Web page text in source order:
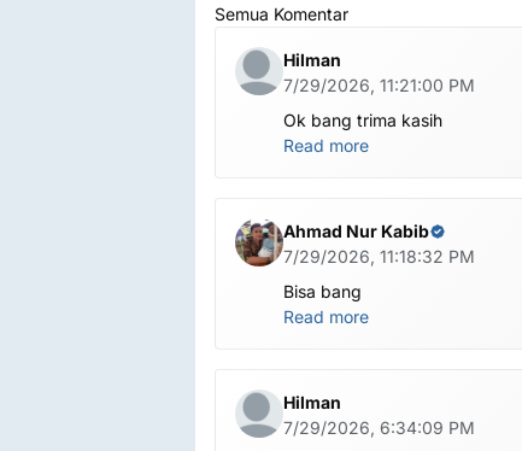
Semua Komentar
Hilman
7/29/2026, 11:21:00 PM
Ok bang trima kasih
Read more
Ahmad Nur Kabib
7/29/2026, 11:18:32 PM
Bisa bang
Read more
Hilman
7/29/2026, 6:34:09 PM